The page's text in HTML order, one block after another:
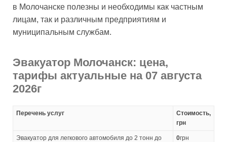
в Молочанске полезны и необходимы как частным
лицам, так и различным предприятиям и
муниципальным службам.
Эвакуатор Молочанск: цена,
тарифы актуальные на 07 августа
2026г
Перечень услуг
Стоимость,
грн
Эвакуатор для легкового автомобиля до 2 тонн до
0грн